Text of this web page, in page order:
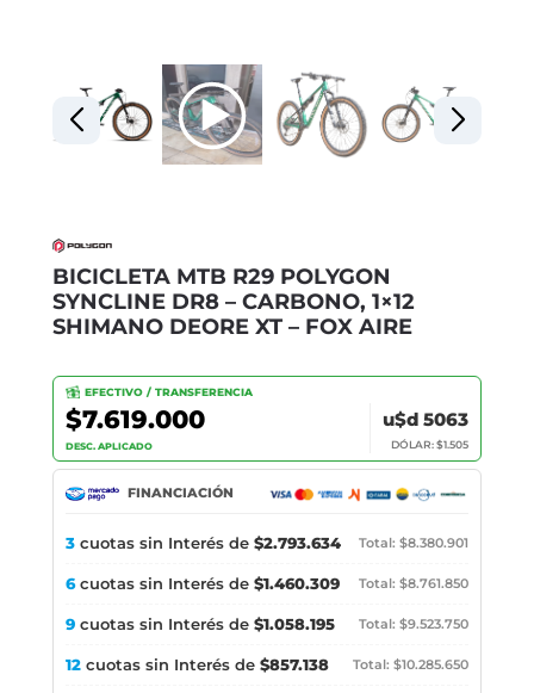
BICICLETA MTB R29 POLYGON
SYNCLINE DR8 – CARBONO, 1×12
SHIMANO DEORE XT – FOX AIRE
EFECTIVO / TRANSFERENCIA
$7.619.000
DESC. APLICADO
u$d 5063
DÓLAR: $1.505
FINANCIACIÓN
3 cuotas sin Interés de $2.793.634 Total: $8.380.901
6cuotas sin Interés de $1.460.309 Total: $8.761.850
9 cuotas sin Interés de $1.058.195 Total: $9.523.750
12 cuotas sin Interés de $857.138 Total: $10.285.650